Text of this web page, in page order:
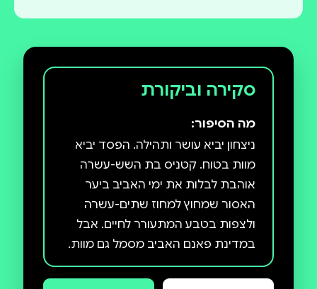
סקירה וביקורת
מה הסיפור:
ניצחון יביא עושר ותהילה. הפסד יביא
מוות בטוח. קטניס בת השש-עשרה
אוהבת לבלות את ימי האביב ביער
האסור שמחוץ למחוז שתים-עשרה
ולצפות בטבע המתעורר לחיים. אבל
במדינת פאנם האביב מסמל גם מוות.
זאת העונה שבה נערכים משחקי הרעב
- קרב הישרדות בין עשרים וארבעה